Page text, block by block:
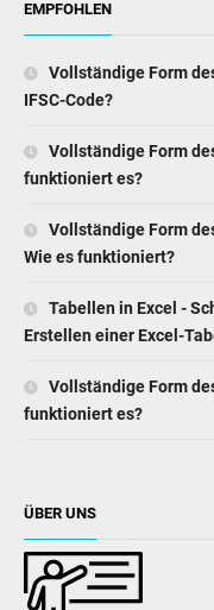
Vollständige Form
Vollständige Form
Vollständige Form
Tabellen in Excel -
Vollständige Form